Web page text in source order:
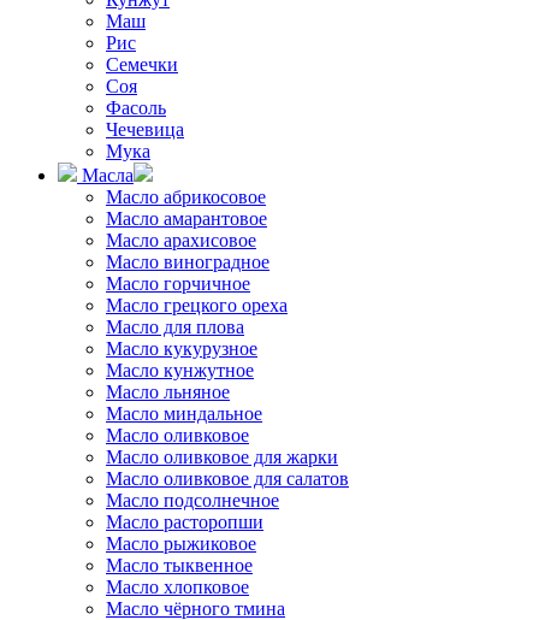
Маш
Рис
Семечки
Соя
Фасоль
Чечевица
Мука
Масла
Масло абрикосовое
Масло амарантовое
Масло арахисовое
Масло виноградное
Масло горчичное
Масло грецкого ореха
Масло для плова
Масло кукурузное
Масло кунжутное
Масло льняное
Масло миндальное
Масло оливковое
Масло оливковое для жарки
Масло оливковое для салатов
Масло подсолнечное
Масло расторопши
Масло рыжиковое
Масло тыквенное
Масло хлопковое
Масло чёрного тмина